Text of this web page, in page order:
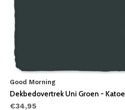
Good Morning
Dekbedovertrek Uni Groen -
€34,95